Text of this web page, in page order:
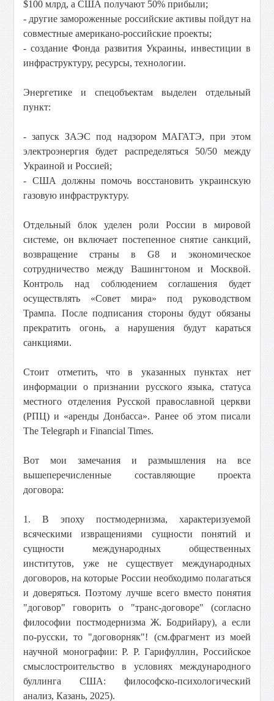
$100 млрд, а США получают 50% прибыли;
- другие замороженные российские активы пойдут на
совместные американо-российские проекты;
- создание Фонда развития Украины, инвестиции в
инфраструктуру, ресурсы, технологии.
Энергетике и спецобъектам выделен отдельный
пункт:
- запуск ЗАЭС под надзором МАГАТЭ, при этом
электроэнергия будет распределяться 50/50 между
Украиной и Россией;
- США должны помочь восстановить украинскую
газовую инфраструктуру.
Отдельный блок уделен роли России в мировой
системе, он включает постепенное снятие санкций,
возвращение страны в G8 и экономическое
сотрудничество между Вашингтоном и Москвой.
Контроль над соблюдением соглашения будет
осуществлять «Совет мира» под руководством
Трампа. После подписания стороны будут обязаны
прекратить огонь, а нарушения будут караться
санкциями.
Стоит отметить, что в указанных пунктах нет
информации о признании русского языка, статуса
местного отделения Русской православной церкви
(РПЦ) и «аренды Донбасса». Ранее об этом писали
The Telegraph и Financial Times.
Вот мои замечания и размышления на все
вышеперечисленные составляющие проекта
договора:
1. В эпоху постмодернизма, характеризуемой
всяческими извращениями сущности понятий и
сущности международных общественных
институтов, уже не существует международных
договоров, на которые России необходимо полагаться
и доверяться. Поэтому лучше всего вместо понятия
"договор" говорить о "транс-договоре" (согласно
философии постмодернизма Ж. Бодрийару), а если
по-русски, то "договорняк"! (см.фрагмент из моей
научной монографии: Р. Р. Гарифуллин, Российское
смыслостроительство в условиях международного
буллинга США: философско-психологический
анализ, Казань, 2025).